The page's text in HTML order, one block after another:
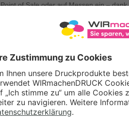
Point of Sale oder auf Messen ein –
optimal zu Ihrer Zielgruppe oder dem
Sie die Mitglieder Ihres Vereins mit
Metall-Schlüsselanhänger mit
Schlüsselbunde zu kennzeichnen. Das
bedrucken wir ebenfalls mit Ihrem
auch weiterenPromobedarf bedrucken.